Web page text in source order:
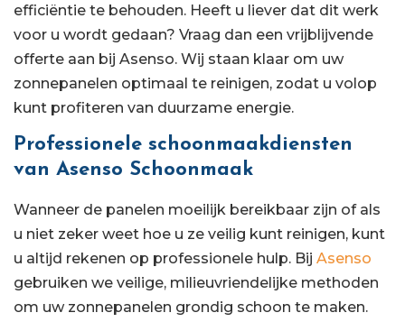
efficiëntie te behouden. Heeft u liever dat dit werk
voor u wordt gedaan? Vraag dan een vrijblijvende
offerte aan bij Asenso. Wij staan klaar om uw
zonnepanelen optimaal te reinigen, zodat u volop
kunt profiteren van duurzame energie.
Professionele schoonmaakdiensten
van Asenso Schoonmaak
Wanneer de panelen moeilijk bereikbaar zijn of als
u niet zeker weet hoe u ze veilig kunt reinigen, kunt
u altijd rekenen op professionele hulp. Bij Asenso
gebruiken we veilige, milieuvriendelijke methoden
om uw zonnepanelen grondig schoon te maken.